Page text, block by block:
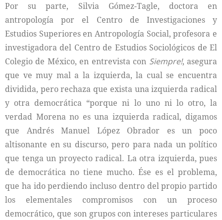
Por su parte, Silvia Gómez-Tagle, doctora en
antropología por el Centro de Investigaciones y
Estudios Superiores en Antropología Social, profesora e
investigadora del Centro de Estudios Sociológicos de El
Colegio de México, en entrevista con Siempre!, asegura
que ve muy mal a la izquierda, la cual se encuentra
dividida, pero rechaza que exista una izquierda radical
y otra democrática “porque ni lo uno ni lo otro, la
verdad Morena no es una izquierda radical, digamos
que Andrés Manuel López Obrador es un poco
altisonante en su discurso, pero para nada un político
que tenga un proyecto radical. La otra izquierda, pues
de democrática no tiene mucho. Ése es el problema,
que ha ido perdiendo incluso dentro del propio partido
los elementales compromisos con un proceso
democrático, que son grupos con intereses particulares